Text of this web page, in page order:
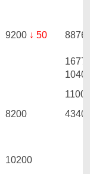
9200 ↓ 50 8876
1040
1100
8200
4340
10200